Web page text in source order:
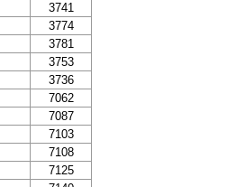
3741
3774
3781
3753
3736
7062
7087
7103
7108
7125